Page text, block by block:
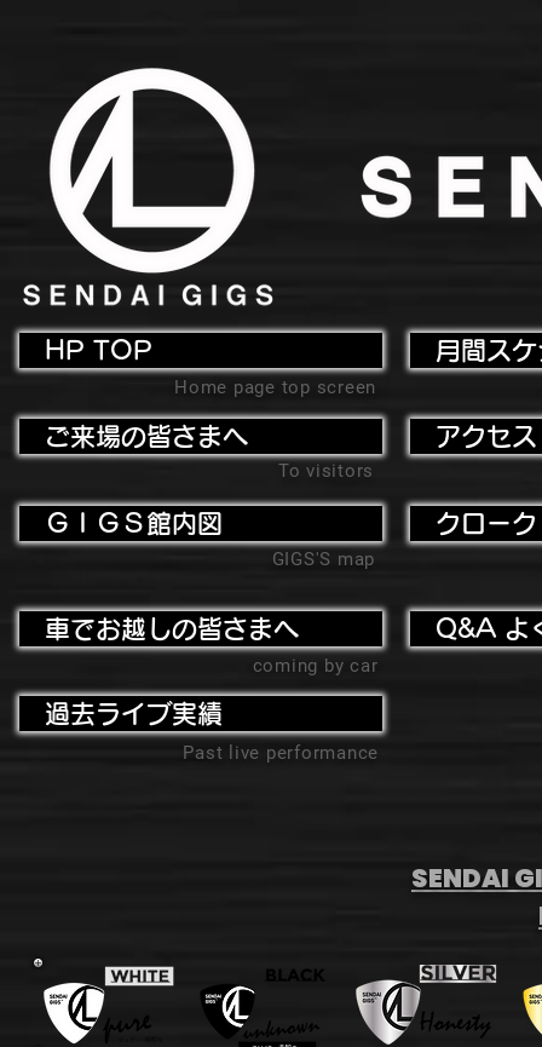
HP TOP
Home page top screen
ご来場の皆さまへ
To visitors
ＧＩＧＳ館内図
GIGS'S map
月間ス
アクセ
クローク
車でお越しの皆さまへ
coming by car
過去ライブ実績
Past live performance
Q&A よ
SENDAI